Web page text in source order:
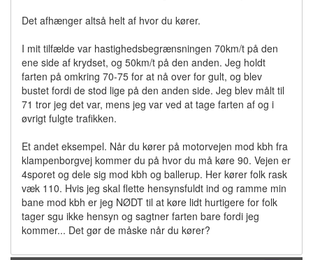
Det afhænger altså helt af hvor du kører.
I mit tilfælde var hastighedsbegrænsningen 70km/t på den
ene side af krydset, og 50km/t på den anden. Jeg holdt
farten på omkring 70-75 for at nå over for gult, og blev
bustet fordi de stod lige på den anden side. Jeg blev målt til
71 tror jeg det var, mens jeg var ved at tage farten af og i
øvrigt fulgte trafikken.
Et andet eksempel. Når du kører på motorvejen mod kbh fra
klampenborgvej kommer du på hvor du må køre 90. Vejen er
4sporet og dele sig mod kbh og ballerup. Her kører folk rask
væk 110. Hvis jeg skal flette hensynsfuldt ind og ramme min
bane mod kbh er jeg NØDT til at køre lidt hurtigere for folk
tager sgu ikke hensyn og sagtner farten bare fordi jeg
kommer... Det gør de måske når du kører?